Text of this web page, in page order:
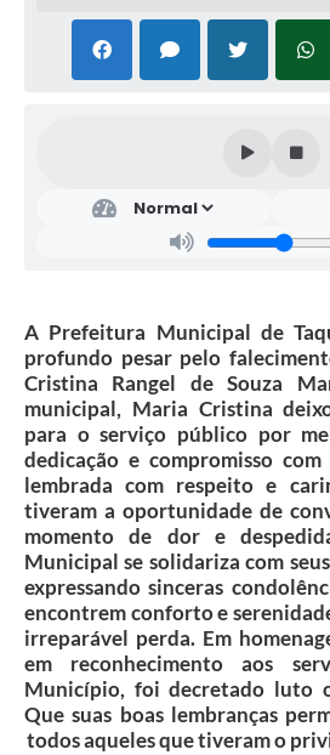
A Prefeitura Municipal de
profundo pesar pelo
Cristina Rangel de Souza
municipal, Maria Cristina
para o serviço público por
dedicação e compromisso
lembrada com respeito e
tiveram a oportunidade de
momento de dor e
Municipal se solidariza com
expressando sinceras
encontrem conforto e
irreparável perda. Em
em reconhecimento aos
Município, foi decretado luto
Que suas boas lembranças
todos aqueles que tiveram o